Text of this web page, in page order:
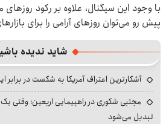
با وجود این سیگنال، علاوه بر رکود
پیش‌ رو می‌توان روزهای آرامی را برای
شاید ندیده
آشکارترین اعتراف آمریکا به شکست در برابر
مجتبی شکوری در راهپیمایی اربعین؛ وقتی یک
تبدیل می‌شود